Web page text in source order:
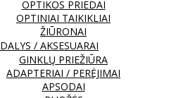
OPTIKOS PRIEDAI
OPTINIAI TAIKIKLIAI
ŽIŪRONAI
DALYS / AKSESUARAI
GINKLŲ PRIEŽIŪRA
ADAPTERIAI / PERĖJIMAI
APSODAI